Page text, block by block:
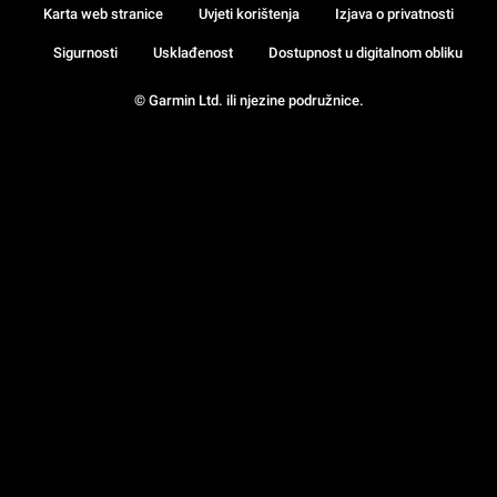
© Garmin Ltd. ili njezine podružnice.
Karta web stranice Uvjeti korištenja Izjava o privatnosti
Sigurnosti Usklađenost Dostupnost u digitalnom obliku